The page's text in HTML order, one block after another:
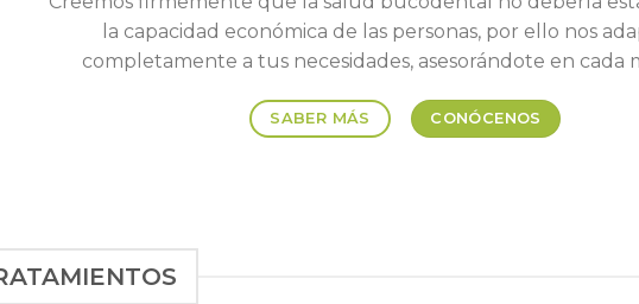
la capacidad económica de las personas, por ello nos
completamente a tus necesidades, asesorándote en cada
SABER MÁS CONÓCENOS